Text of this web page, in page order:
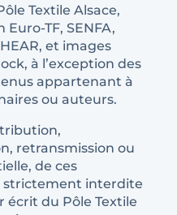
Textile Alsace,
TF, SENFA,
et images
à l’exception des
appartenant à
ou auteurs.
retransmission ou
de ces
strictement interdite
écrit du Pôle Textile